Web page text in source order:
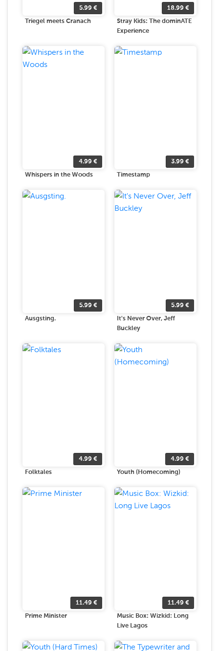
5.99 €
Triegel meets Cranach
18.99 €
Stray Kids: The dominATE
Experience
4.99 €
Whispers in the Woods
3.99 €
Timestamp
5.99 €
Ausgsting.
5.99 €
It's Never Over, Jeff
Buckley
4.99 €
Folktales
4.99 €
Youth (Homecoming)
11.49 €
Prime Minister
11.49 €
Music Box: Wizkid: Long
Live Lagos